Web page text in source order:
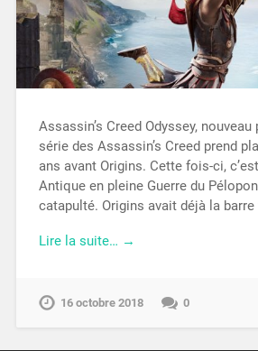
Assassin’s Creed Odyssey,
série des Assassin’s Creed prend
ans avant Origins. Cette fois-ci,
Antique en pleine Guerre du
catapulté. Origins avait déjà la
Lire la suite… →
16 octobre 2018 0